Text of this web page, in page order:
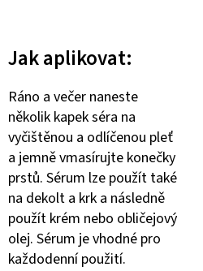
Jak aplikovat:
Ráno a večer naneste
několik kapek séra na
vyčištěnou a odlíčenou pleť
a jemně vmasírujte konečky
prstů. Sérum lze použít také
na dekolt a krk a následně
použít krém nebo obličejový
olej. Sérum je vhodné pro
každodenní použití.